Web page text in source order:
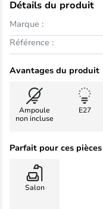
Détails du produit
Marque :
Référence :
Avantages du produit
Ampoule
non incluse
E27
Parfait pour ces pièces
Salon